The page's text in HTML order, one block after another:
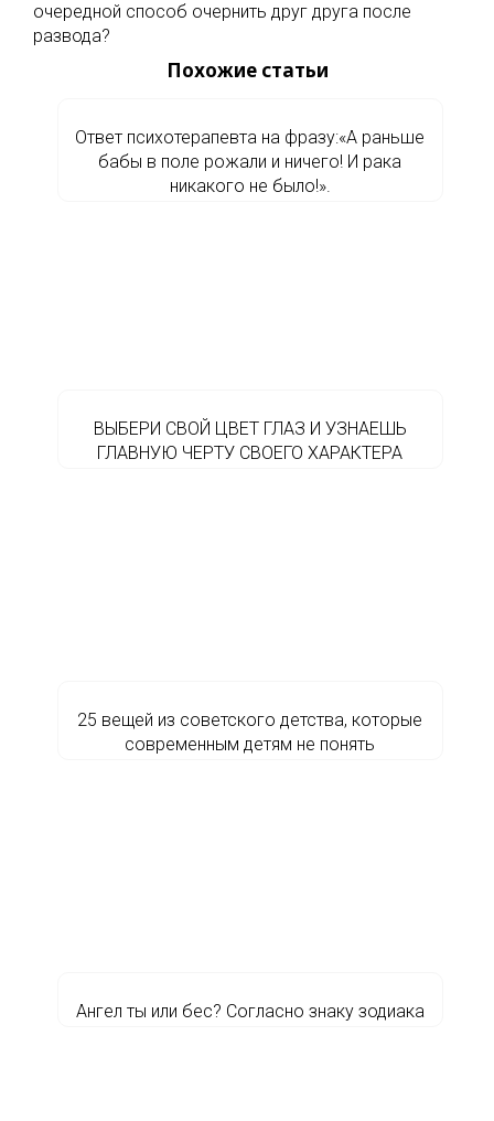
очередной способ очернить друг друга после
развода?
Похожие статьи
Ответ психотерапевта на фразу:«А раньше
бабы в поле рожали и ничего! И рака
никакого не было!».
ВЫБЕРИ СВОЙ ЦВЕТ ГЛАЗ И УЗНАЕШЬ
ГЛАВНУЮ ЧЕРТУ СВОЕГО ХАРАКТЕРА
25 вещей из советского детства, которые
современным детям не понять
Ангел ты или бес? Согласно знаку зодиака